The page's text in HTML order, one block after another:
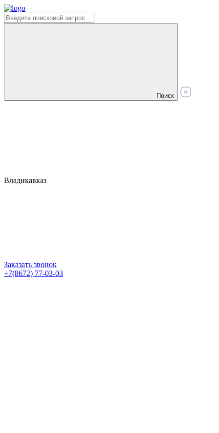
Поиск
Владикавказ
Заказать звонок
+7(8672) 77-03-03